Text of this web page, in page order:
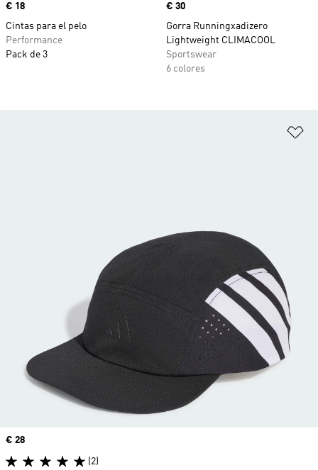
Precio
€ 18
Cintas para el pelo
Performance
Pack de 3
Precio
€ 30
Gorra Runningxadizero
Lightweight CLIMACOOL
Sportswear
6 colores
Precio
€ 28
(2)